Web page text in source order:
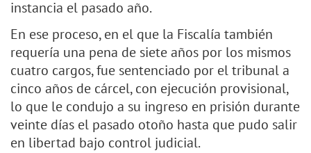
instancia el pasado año.
En ese proceso, en el que la Fiscalía también
requería una pena de siete años por los mismos
cuatro cargos, fue sentenciado por el tribunal a
cinco años de cárcel, con ejecución provisional,
lo que le condujo a su ingreso en prisión durante
veinte días el pasado otoño hasta que pudo salir
en libertad bajo control judicial.